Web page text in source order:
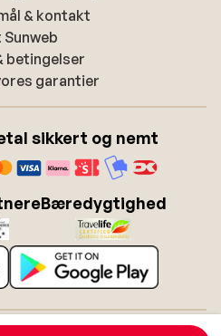
& kontakt
Sunweb
betingelser
garantier
sikkert og nemt
Bæredygtighed